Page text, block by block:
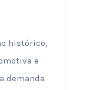
histórico,
e
demanda